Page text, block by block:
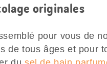
originales
pour vous de
de tous âges et pour